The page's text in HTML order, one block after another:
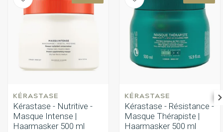
KÉRASTASE
Kérastase - Nutritive -
Masque Intense |
Haarmasker 500 ml
KÉRASTASE
Kérastase - Résistance -
Masque Thérapiste |
Haarmasker 500 ml